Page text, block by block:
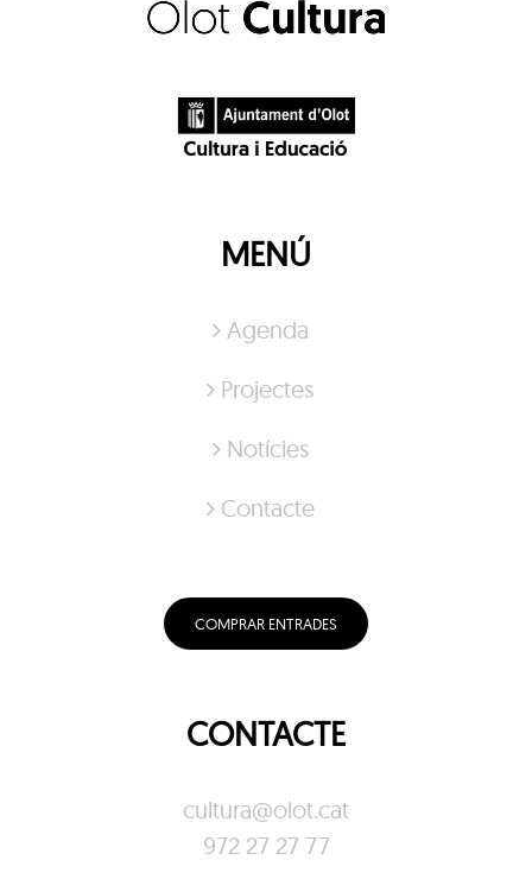
MENÚ
Agenda
Projectes
Notícies
Contacte
COMPRAR ENTRADES
CONTACTE
cultura@olot.cat
972 27 27 77